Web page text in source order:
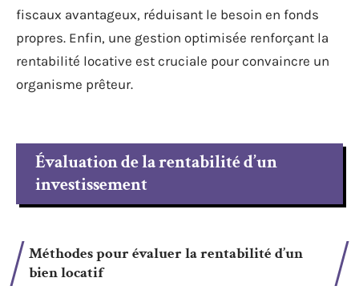
fiscaux avantageux, réduisant le besoin en fonds
propres. Enfin, une gestion optimisée renforçant la
rentabilité locative est cruciale pour convaincre un
organisme prêteur.
Évaluation de la rentabilité d’un
investissement
Méthodes pour évaluer la rentabilité d’un
bien locatif